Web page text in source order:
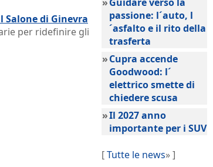
Salone di Ginevra
per ridefinire gli
passione: l´auto, l
´asfalto e il rito della
trasferta
»Cupra accende
Goodwood: l´
elettrico smette di
chiedere scusa
»Il 2027 anno
importante per i SUV
[Tutte le news» ]